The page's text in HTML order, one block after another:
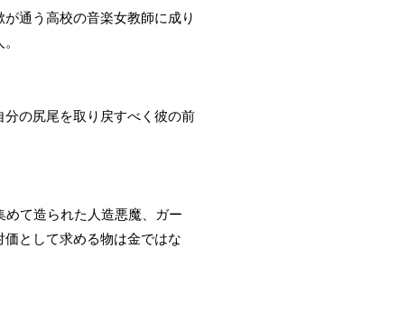
通う高校の音楽女教師に成り
の尻尾を取り戻すべく彼の前
て造られた人造悪魔、ガー
として求める物は金ではな